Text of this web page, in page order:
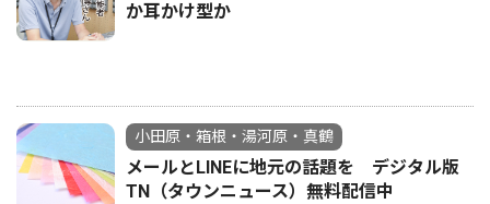
か耳かけ型か
小田原・箱根・湯河原・真鶴
メールとLINEに地元の話題を デジタル版
TN（タウンニュース）無料配信中